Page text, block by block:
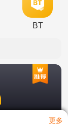
BT
更多